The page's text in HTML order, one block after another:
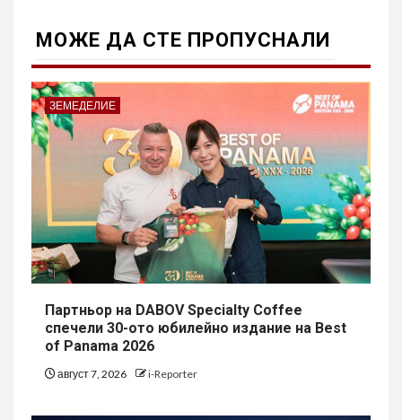
МОЖE ДА СТЕ ПРОПУСНАЛИ
ЗЕМЕДЕЛИЕ
Партньор на DABOV Specialty Coffee
спечели 30-ото юбилейно издание на Best
of Panama 2026
август 7, 2026 i-Reporter